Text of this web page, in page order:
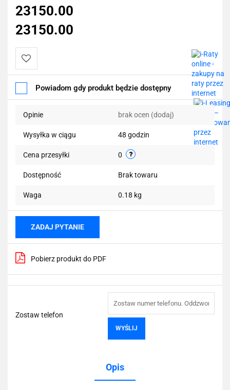
23150.00
23150.00
Do
przechowalni
Powiadom gdy produkt będzie dostępny
Opinie brak ocen (dodaj)
Wysyłka w ciągu 48 godzin
Cena przesyłki 0
Dostępność Brak towaru
Waga 0.18 kg
ZADAJ PYTANIE
Pobierz produkt do PDF
Zostaw telefon
WYŚLIJ
Opis